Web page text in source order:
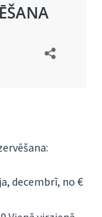
decembrī, no €